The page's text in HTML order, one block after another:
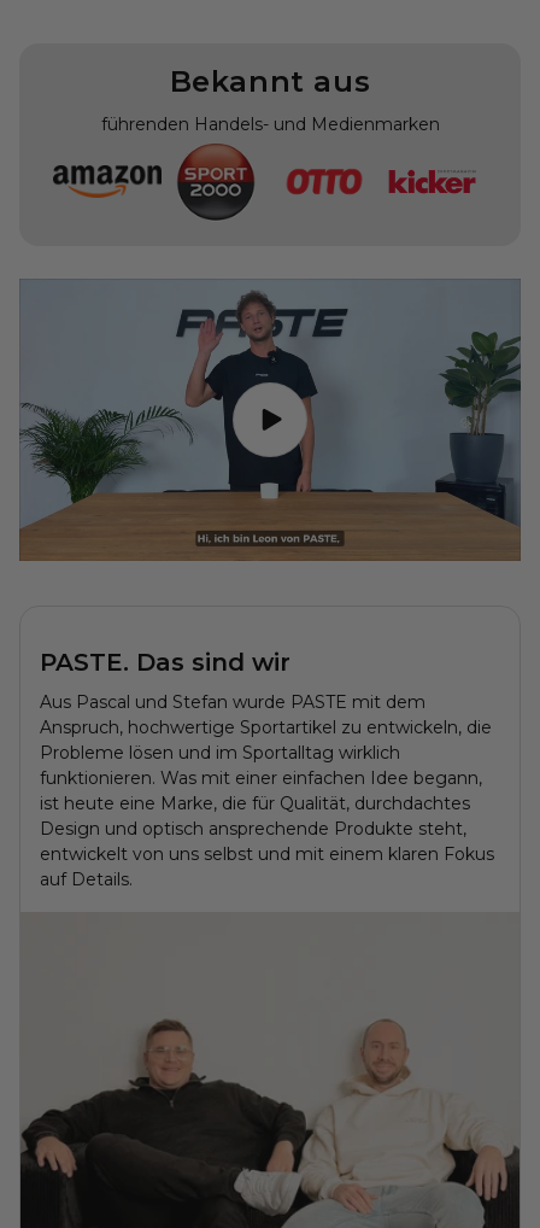
Bekannt aus
führenden Handels- und Medienmarken
PASTE. Das sind wir
Aus Pascal und Stefan wurde PASTE mit dem
Anspruch, hochwertige Sportartikel zu entwickeln, die
Probleme lösen und im Sportalltag wirklich
funktionieren. Was mit einer einfachen Idee begann,
ist heute eine Marke, die für Qualität, durchdachtes
Design und optisch ansprechende Produkte steht,
entwickelt von uns selbst und mit einem klaren Fokus
auf Details.